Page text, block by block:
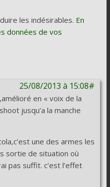
les indésirables. En
données de vos
25/08/2013 à 15:08#
en « voix de la
jusqu’a la manche
une des armes les
sortie de situation où
pas suffit. c’est l’effet